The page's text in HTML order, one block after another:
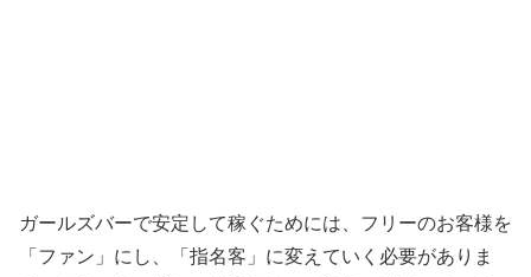
ガールズバーで安定して稼ぐためには、フリーのお客様を
「ファン」にし、「指名客」に変えていく必要がありま